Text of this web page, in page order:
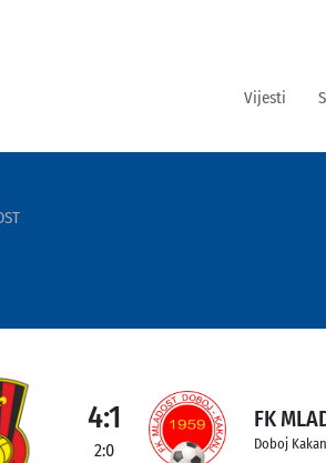
Vijesti
4:1
2:0
FK
Doboj